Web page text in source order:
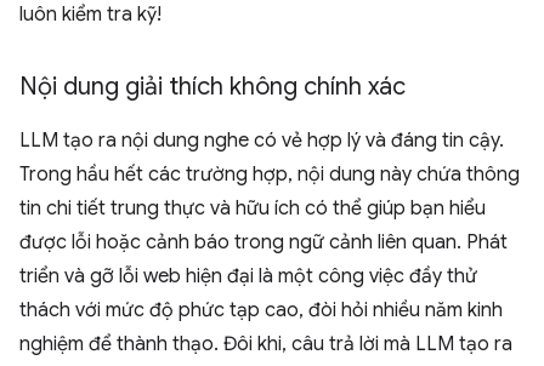
luôn kiểm tra kỹ!
Nội dung giải thích không chính xác
LLM tạo ra nội dung nghe có vẻ hợp lý và đáng tin cậy.
Trong hầu hết các trường hợp, nội dung này chứa thông
tin chi tiết trung thực và hữu ích có thể giúp bạn hiểu
được lỗi hoặc cảnh báo trong ngữ cảnh liên quan. Phát
triển và gỡ lỗi web hiện đại là một công việc đầy thử
thách với mức độ phức tạp cao, đòi hỏi nhiều năm kinh
nghiệm để thành thạo. Đôi khi, câu trả lời mà LLM tạo ra